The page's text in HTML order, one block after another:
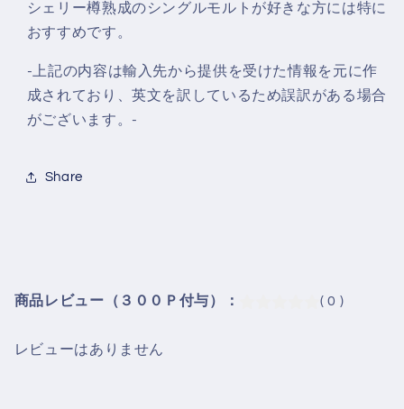
シェリー樽熟成のシングルモルトが好きな方には特に
おすすめです。
-上記の内容は輸入先から提供を受けた情報を元に作
成されており、英文を訳しているため誤訳がある場合
がございます。-
Share
商品レビュー（３００Ｐ付与）： ( 0 )
レビューはありません